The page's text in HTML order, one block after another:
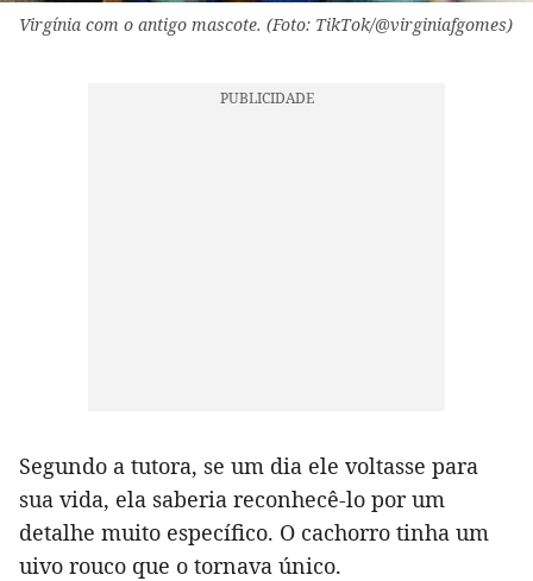
Virgínia com o antigo mascote. (Foto: TikTok/@virginiafgomes)
Segundo a tutora, se um dia ele voltasse para
sua vida, ela saberia reconhecê-lo por um
detalhe muito específico. O cachorro tinha um
uivo rouco que o tornava único.